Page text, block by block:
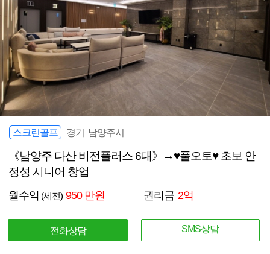
스크린골프 경기 남양주시
《남양주 다산 비전플러스 6대》→♥풀오토♥ 초보 안
정성 시니어 창업
월수익 (세전) 950 만원 권리금 2억
전화상담 SMS상담